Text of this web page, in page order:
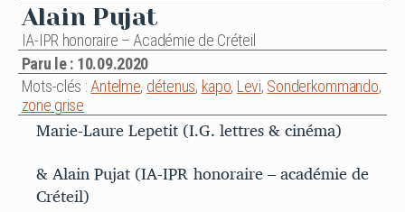
Alain Pujat
IA-IPR honoraire – Académie de Créteil
Paru le : 10.09.2020
Mots-clés :Antelme, détenus, kapo, Levi, Sonderkommando,
zone grise
Marie-Laure Lepetit (I.G. lettres & cinéma)
& Alain Pujat (IA-IPR honoraire – académie de
Créteil)